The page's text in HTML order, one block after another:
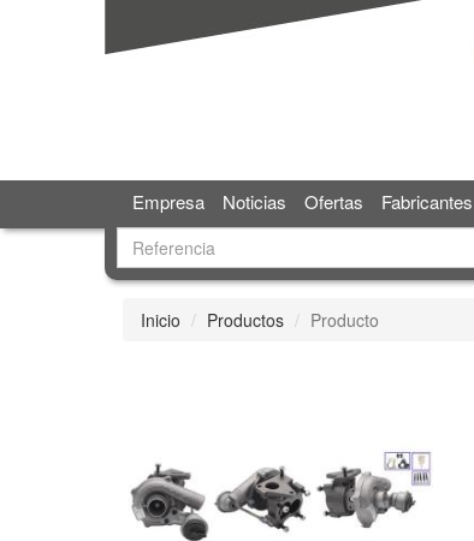
Empresa Noticias Ofertas Fabricantes
Inicio Productos Producto